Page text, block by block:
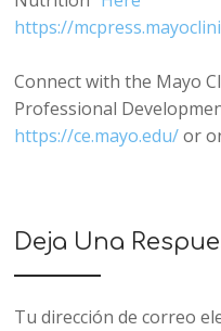
https://
Connect with the Mayo
Professional
https://ce.mayo.edu/or
Deja Una
Tu dirección de correo